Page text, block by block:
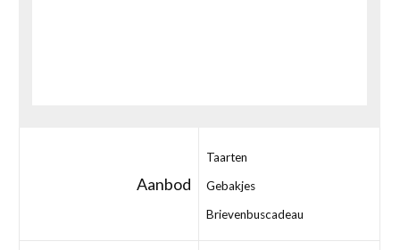
Aanbod
Taarten
Gebakjes
Brievenbuscadeau